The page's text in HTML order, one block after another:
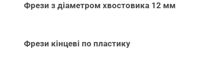
Фрези з діаметром хвостовика 12 мм
Фрези кінцеві по пластику